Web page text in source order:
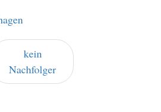
kein
Nachfolger